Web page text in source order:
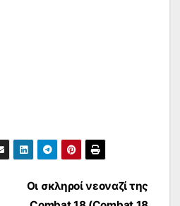
Οι σκληροί νεοναζί της